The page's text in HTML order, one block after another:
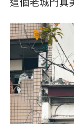
這個老城門真